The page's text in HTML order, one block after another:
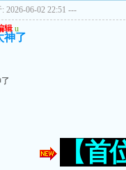
2026-06-02 22:51 ---
辑 u
神了
【